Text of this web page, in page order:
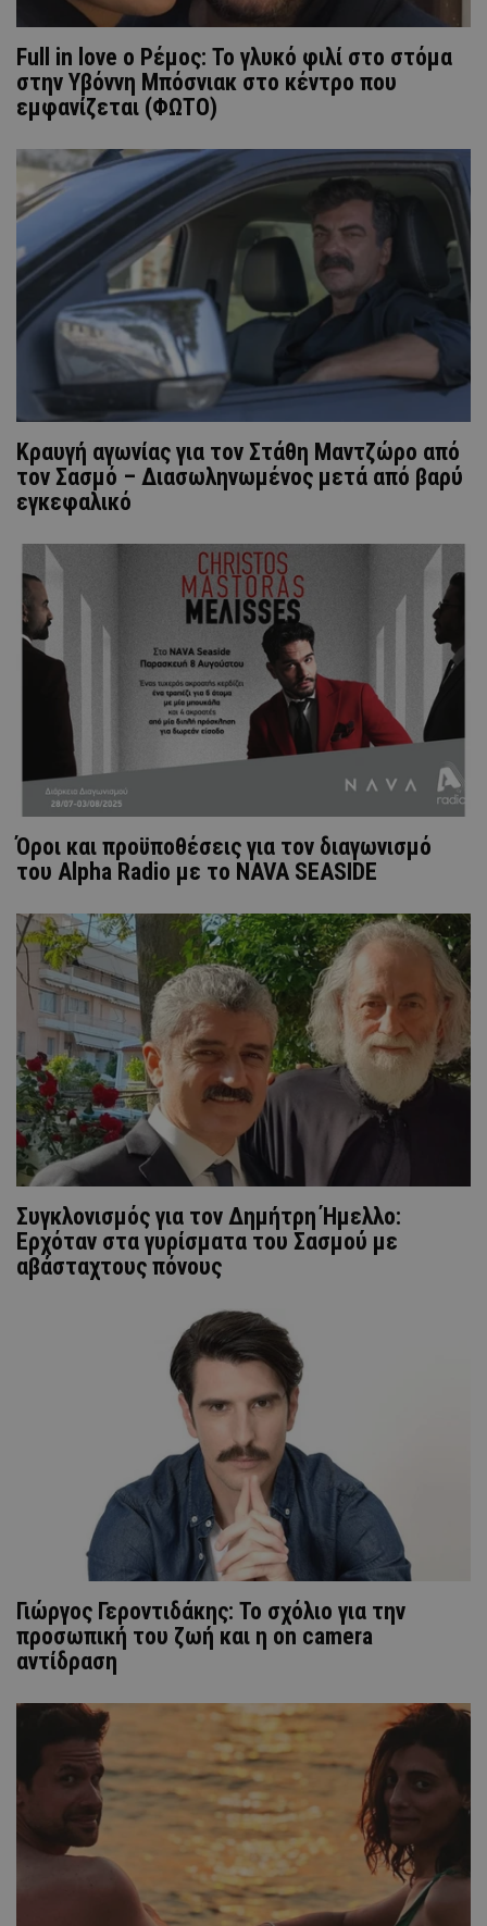
Full in love o Ρέμος: Το γλυκό φιλί στο στόμα
στην Υβόννη Μπόσνιακ στο κέντρο που
εμφανίζεται (ΦΩΤΟ)
Κραυγή αγωνίας για τον Στάθη Μαντζώρο από
τον Σασμό – Διασωληνωμένος μετά από βαρύ
εγκεφαλικό
Όροι και προϋποθέσεις για τον διαγωνισμό
του Alpha Radio με το NAVA SEASIDE
Συγκλονισμός για τον Δημήτρη Ήμελλο:
Ερχόταν στα γυρίσματα του Σασμού με
αβάσταχτους πόνους
Γιώργος Γεροντιδάκης: Το σχόλιο για την
προσωπική του ζωή και η on camera
αντίδραση